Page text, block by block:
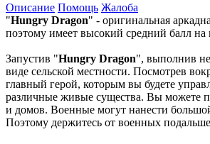
Описание Помощь Жалоба
"Hungry Dragon" - оригинальная
поэтому имеет высокий средний балл на
Запустив "Hungry Dragon", выполнив
виде сельской местности. Посмотрев
главный герой, которым вы будете
различные живые существа. Вы можете
и домов. Военные могут нанести большой
Поэтому держитесь от военных